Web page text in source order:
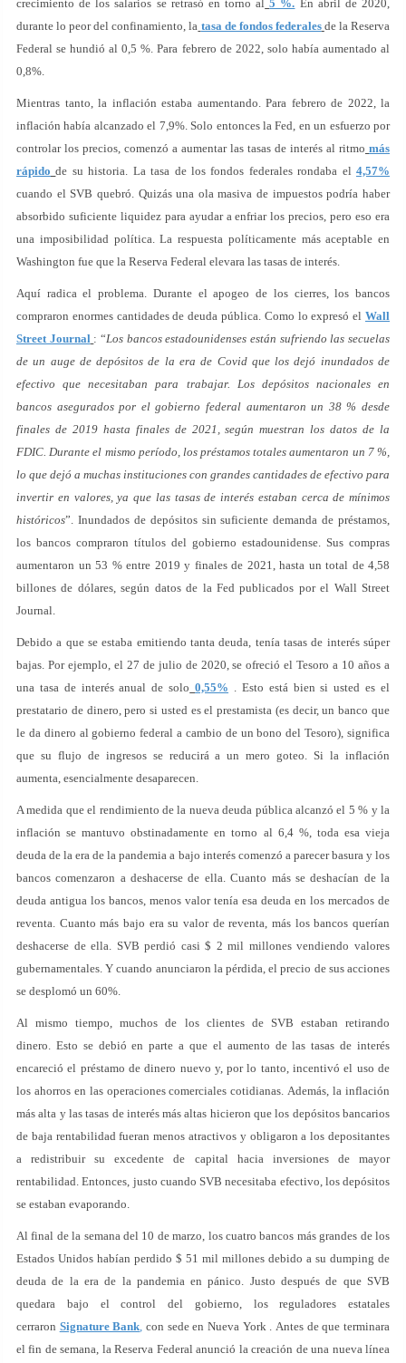
crecimiento de los salarios se retrasó en torno al 5 %. En abril de 2020,
durante lo peor del confinamiento, la tasa de fondos federales de la Reserva
Federal se hundió al 0,5 %. Para febrero de 2022, solo había aumentado al
0,8%.
Mientras tanto, la inflación estaba aumentando. Para febrero de 2022, la
inflación había alcanzado el 7,9%. Solo entonces la Fed, en un esfuerzo por
controlar los precios, comenzó a aumentar las tasas de interés al ritmo más
rápido de su historia. La tasa de los fondos federales rondaba el4,57%
cuando el SVB quebró. Quizás una ola masiva de impuestos podría haber
absorbido suficiente liquidez para ayudar a enfriar los precios, pero eso era
una imposibilidad política. La respuesta políticamente más aceptable en
Washington fue que la Reserva Federal elevara las tasas de interés.
Aquí radica el problema. Durante el apogeo de los cierres, los bancos
compraron enormes cantidades de deuda pública. Como lo expresó el Wall
Street Journal : “Los bancos estadounidenses están sufriendo las secuelas
de un auge de depósitos de la era de Covid que los dejó inundados de
efectivo que necesitaban para trabajar. Los depósitos nacionales en
bancos asegurados por el gobierno federal aumentaron un 38 % desde
finales de 2019 hasta finales de 2021, según muestran los datos de la
FDIC. Durante el mismo período, los préstamos totales aumentaron un 7 %,
lo que dejó a muchas instituciones con grandes cantidades de efectivo para
invertir en valores, ya que las tasas de interés estaban cerca de mínimos
históricos”. Inundados de depósitos sin suficiente demanda de préstamos,
los bancos compraron títulos del gobierno estadounidense. Sus compras
aumentaron un 53 % entre 2019 y finales de 2021, hasta un total de 4,58
billones de dólares, según datos de la Fed publicados por el Wall Street
Journal.
Debido a que se estaba emitiendo tanta deuda, tenía tasas de interés súper
bajas. Por ejemplo, el 27 de julio de 2020, se ofreció el Tesoro a 10 años a
una tasa de interés anual de solo 0,55% . Esto está bien si usted es el
prestatario de dinero, pero si usted es el prestamista (es decir, un banco que
le da dinero al gobierno federal a cambio de un bono del Tesoro), significa
que su flujo de ingresos se reducirá a un mero goteo. Si la inflación
aumenta, esencialmente desaparecen.
A medida que el rendimiento de la nueva deuda pública alcanzó el 5 % y la
inflación se mantuvo obstinadamente en torno al 6,4 %, toda esa vieja
deuda de la era de la pandemia a bajo interés comenzó a parecer basura y los
bancos comenzaron a deshacerse de ella. Cuanto más se deshacían de la
deuda antigua los bancos, menos valor tenía esa deuda en los mercados de
reventa. Cuanto más bajo era su valor de reventa, más los bancos querían
deshacerse de ella. SVB perdió casi $ 2 mil millones vendiendo valores
gubernamentales. Y cuando anunciaron la pérdida, el precio de sus acciones
se desplomó un 60%.
Al mismo tiempo, muchos de los clientes de SVB estaban retirando
dinero. Esto se debió en parte a que el aumento de las tasas de interés
encareció el préstamo de dinero nuevo y, por lo tanto, incentivó el uso de
los ahorros en las operaciones comerciales cotidianas. Además, la inflación
más alta y las tasas de interés más altas hicieron que los depósitos bancarios
de baja rentabilidad fueran menos atractivos y obligaron a los depositantes
a redistribuir su excedente de capital hacia inversiones de mayor
rentabilidad. Entonces, justo cuando SVB necesitaba efectivo, los depósitos
se estaban evaporando.
Al final de la semana del 10 de marzo, los cuatro bancos más grandes de los
Estados Unidos habían perdido $ 51 mil millones debido a su dumping de
deuda de la era de la pandemia en pánico. Justo después de que SVB
quedara bajo el control del gobierno, los reguladores estatales
cerraron Signature Bank con sede en Nueva York . Antes de que terminara
el fin de semana, la Reserva Federal anunció la creación de una nueva línea